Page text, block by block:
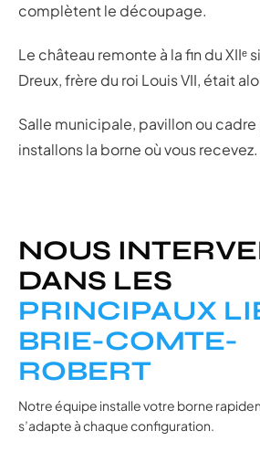
complètent le découpage.
Le château remonte à la fin du XIIᵉ
Dreux, frère du roi Louis VII, était
Salle municipale, pavillon ou
installons la borne où vous recevez.
NOUS
DANS LES
PRINCIPAUX
BRIE-COMTE-
ROBERT
Notre équipe installe votre borne
s’adapte à chaque configuration.